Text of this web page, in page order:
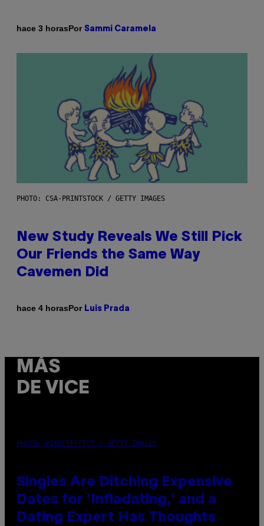
hace 3 horasPor Sammi Caramela
PHOTO: CSA-PRINTSTOCK / GETTY IMAGES
New Study Reveals We Still Pick
Our Friends the Same Way
Cavemen Did
hace 4 horasPor Luis Prada
MÁS
DE VICE
PHOTO: PIXELSEFFECT / GETTY IMAGES
Singles Are Ditching Expensive
Dates for ‘Infladating,’ and a
Dating Expert Has Thoughts